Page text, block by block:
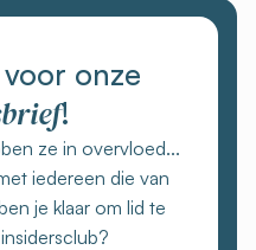
onze
!
ze in overvloed...
iedereen die van
je klaar om lid te